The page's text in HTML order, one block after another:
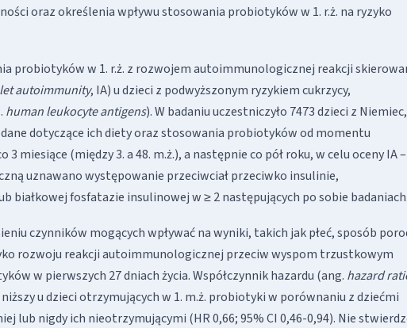
oraz określenia wpływu stosowania probiotyków w 1. r.ż. na ryzyko
probiotyków w 1. r.ż. z rozwojem autoimmunologicznej reakcji
autoimmunity, IA) u dzieci z podwyższonym ryzykiem cukrzycy,
human leukocyte antigens). W badaniu uczestniczyło 7473 dzieci z Niemiec,
dane dotyczące ich diety oraz stosowania probiotyków od momentu
miesiące (między 3. a 48. m.ż.), a następnie co pół roku, w celu oceny IA
uznawano występowanie przeciwciał przeciwko insulinie,
białkowej fosfatazie insulinowej w ≥ 2 następujących po sobie badaniach.
czynników mogących wpływać na wyniki, takich jak płeć, sposób
rozwoju reakcji autoimmunologicznej przeciw wyspom trzustkowym
w pierwszych 27 dniach życia. Współczynnik hazardu (ang. hazard
u dzieci otrzymujących w 1. m.ż. probiotyki w porównaniu z dziećmi
lub nigdy ich nieotrzymującymi (HR 0,66; 95% CI 0,46-0,94). Nie